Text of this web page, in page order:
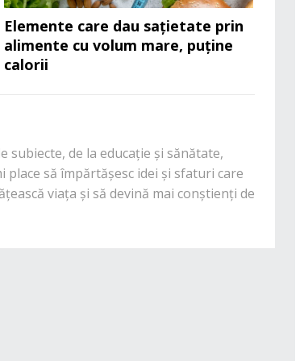
Elemente care dau sațietate prin
alimente cu volum mare, puține
calorii
subiecte, de la educație și sănătate,
place să împărtășesc idei și sfaturi care
viața și să devină mai conștienți de